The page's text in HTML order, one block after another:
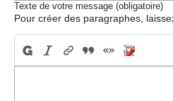
Texte de votre message (obligatoire)
Pour créer des paragraphes,